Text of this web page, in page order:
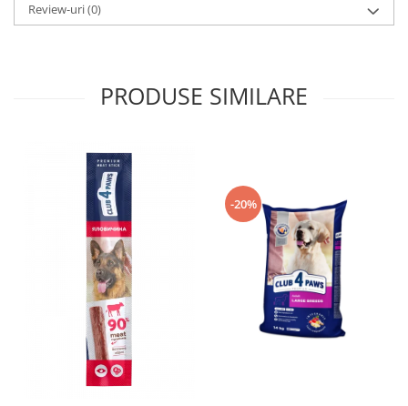
Review-uri(0)
PRODUSE SIMILARE
-20%